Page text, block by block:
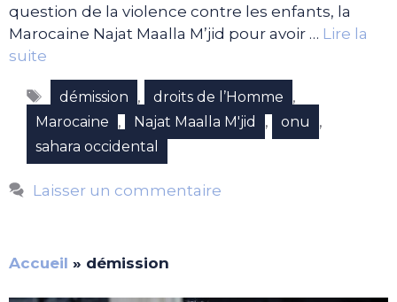
question de la violence contre les enfants, la
Marocaine Najat Maalla M’jid pour avoir … Lire la
suite
Étiquettes
démission , droits de l’Homme ,
Marocaine , Najat Maalla M'jid , onu ,
sahara occidental
Laisser un commentaire
Accueil » démission